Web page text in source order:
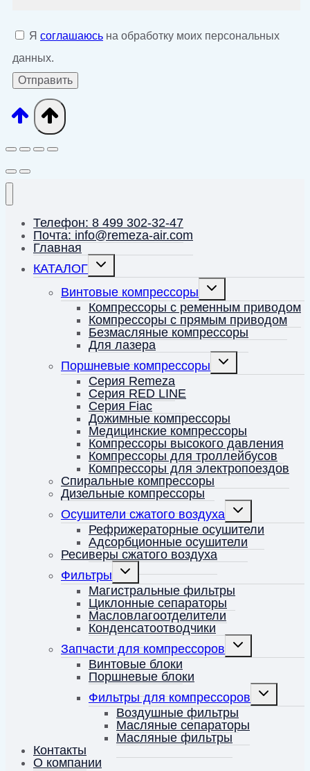
Я соглашаюсь на обработку моих персональных
данных.
Телефон: 8 499 302-32-47
Почта: info@remeza-air.com
Главная
КАТАЛОГ
Переключить
Винтовые компрессоры
Переключить
меню
Компрессоры с ременным приводом
Компрессоры с прямым приводом
Безмасляные компрессоры
Для лазера
Поршневые компрессоры
Переключить
Серия Remeza
Серия RED LINE
Серия Fiac
Дожимные компрессоры
Медицинские компрессоры
Компрессоры высокого давления
Компрессоры для троллейбусов
Компрессоры для электропоездов
Спиральные компрессоры
Дизельные компрессоры
Осушители сжатого воздуха
Переключить
меню
Рефрижераторные осушители
Адсорбционные осушители
Ресиверы сжатого воздуха
Фильтры
Переключить
дочернее
меню
Магистральные фильтры
Циклонные сепараторы
Масловлагоотделители
Конденсатоотводчики
Запчасти для компрессоров
Переключить
Винтовые блоки
Поршневые блоки
Фильтры для компрессоров
Переключить
Воздушные фильтры
Масляные сепараторы
Масляные фильтры
Контакты
О компании